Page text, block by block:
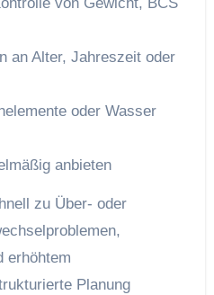
an Alter, Jahreszeit oder
oder Wasser
anbieten
zu Über- oder
erhöhtem
Planung